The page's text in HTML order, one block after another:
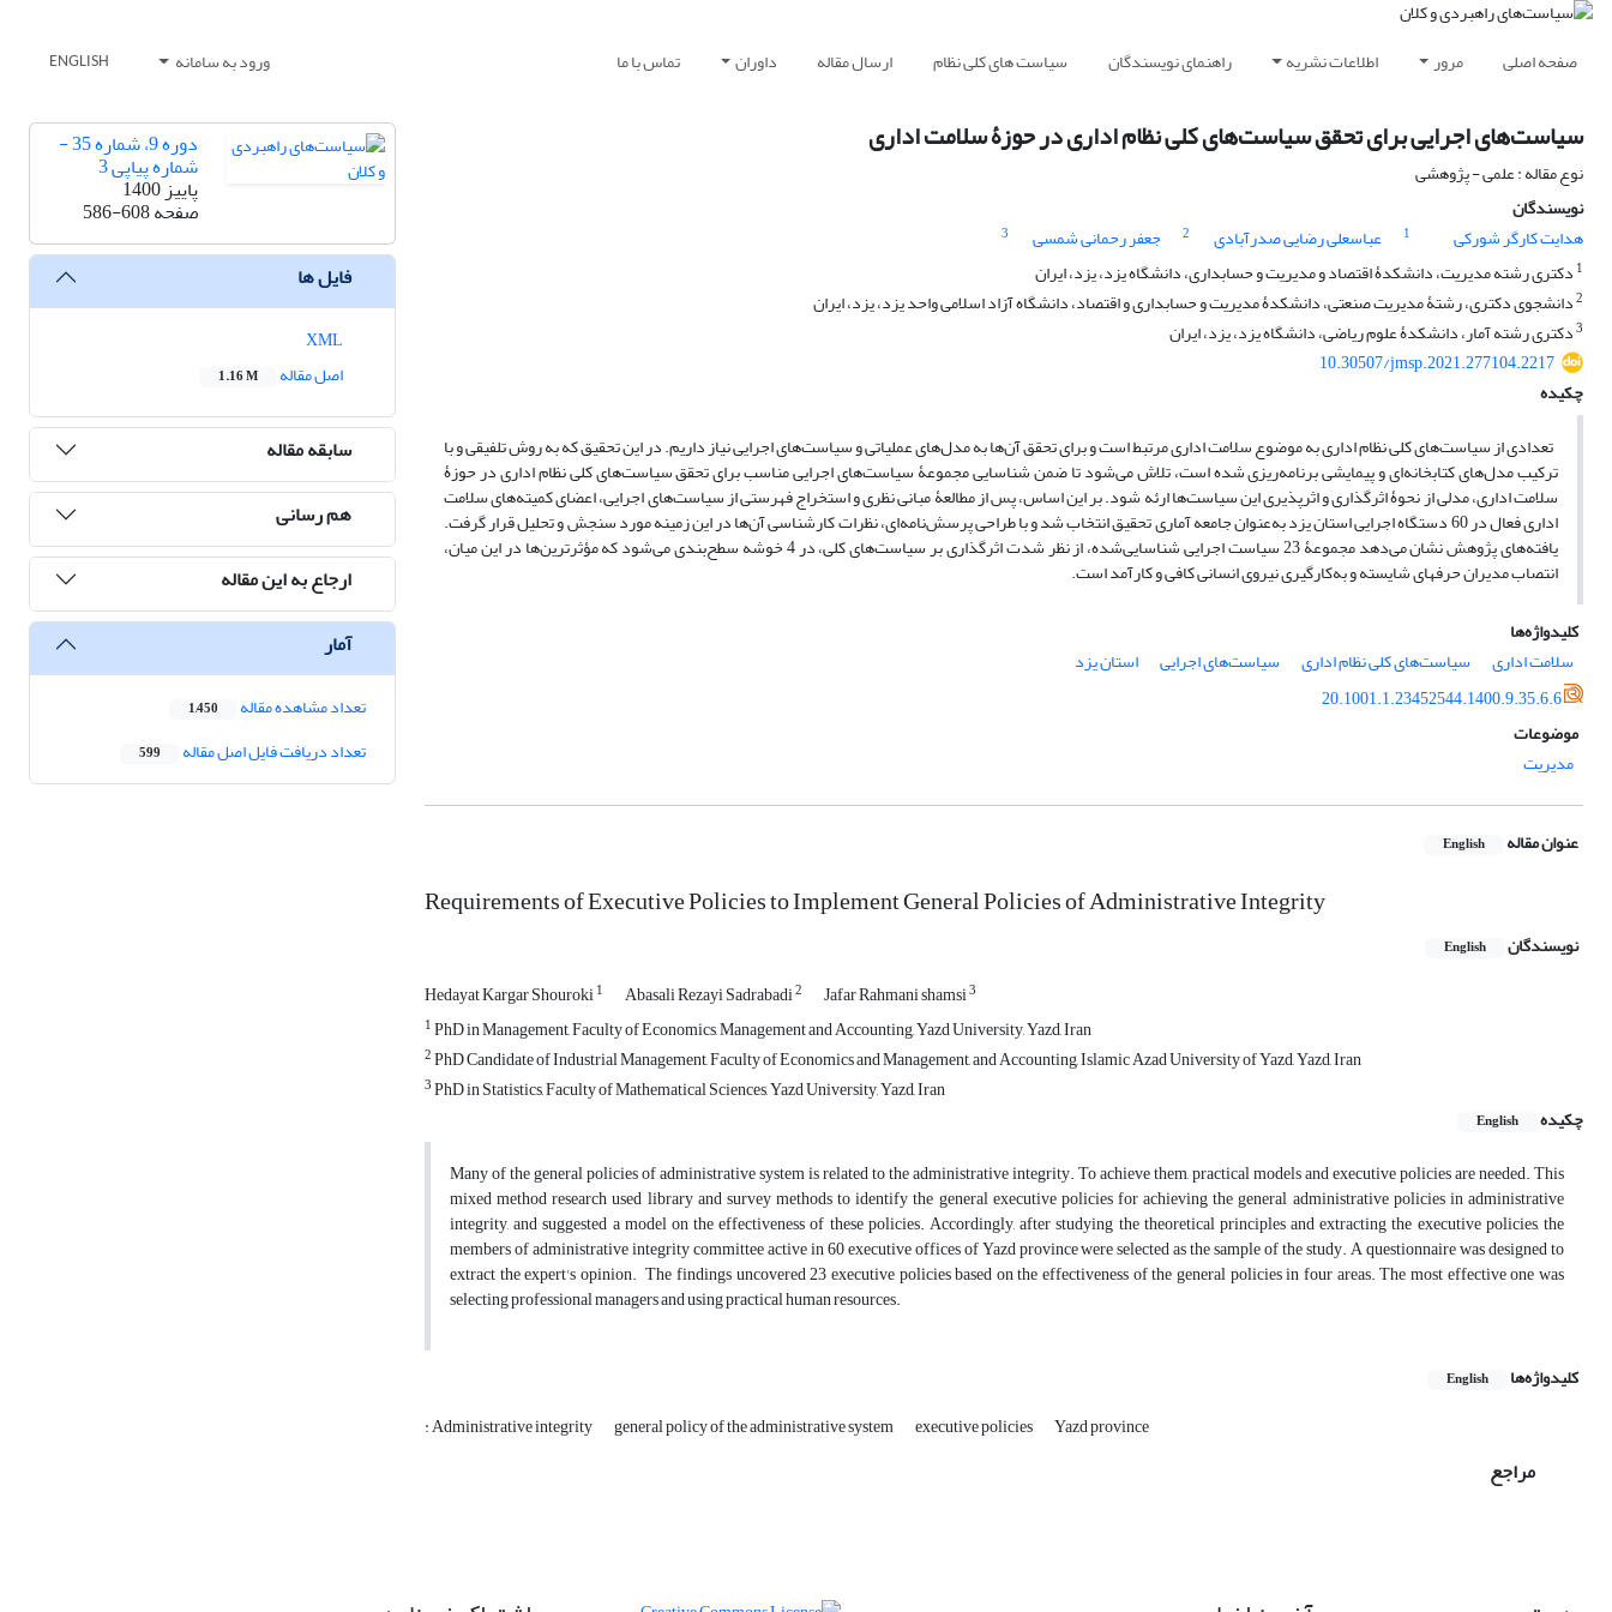
صفحه اصلی مرور اطلاعات نشریه راهنمای نویسندگان سیاست های کلی نظام ارسال مقاله داوران تماس با ما ورود به سامانه ENGLISH
سیاست‌های اجرایی برای تحقق سیاست‌های کلی نظام اداری در حوزۀ سلامت اداری
نوع مقاله : علمی - پژوهشی
نویسندگان
هدایت کارگر شورکی
1 عباسعلی رضایی صدرآبادی 2 جعفر رحمانی شمسی
3
1 دکتری رشته مدیریت، دانشکدۀ اقتصاد و مدیریت و حسابداری، دانشگاه یزد، یزد، ایران
2دانشجوی دکتری، رشتۀ مدیریت صنعتی، دانشکدۀ مدیریت و حسابداری و اقتصاد، دانشگاه آزاد اسلامی واحد یزد، یزد، ایران
3دکتری رشته آمار، دانشکدۀ علوم ریاضی، دانشگاه یزد، یزد، ایران
10.30507/jmsp.2021.277104.2217
چکیده
تعدادی از سیاست‌های کلی نظام اداری به موضوع سلامت اداری مرتبط است و برای تحقق آن‌ها به مدل‌های عملیاتی و سیاست‌های اجرایی نیاز داریم. در این تحقیق که به روش تلفیقی و با
ترکیب مدل‌های کتابخانه‌ای و پیمایشی برنامه‌ریزی شده است، تلاش می‌شود تا ضمن شناسایی مجموعۀ سیاست‌های اجرایی مناسب برای تحقق سیاست‌های کلی نظام اداری در حوزۀ
سلامت اداری، مدلی از نحوۀ اثرگذاری و اثرپذیری این سیاست‌ها ارئه شود. بر این اساس، پس از مطالعۀ مبانی نظری و استخراج فهرستی از سیاست‌های اجرایی، اعضای کمیته‌های سلامت
اداری فعال در 60 دستگاه اجرایی استان یزد به‌عنوان جامعه آماری تحقیق انتخاب شد و با طراحی پرسش‌نامه‌ای، نظرات کارشناسی آن‌ها در این زمینه مورد سنجش و تحلیل قرار گرفت.
یافته‌های پژوهش نشان می‌دهد مجموعۀ 23 سیاست اجرایی شناسایی‌شده، از نظر شدت اثرگذاری بر سیاست‌های کلی، در 4 خوشه سطح‌بندی می‌شود که مؤثرترین‌ها در این میان،
انتصاب مدیران حرفه­ای شایسته و به‌کارگیری نیروی انسانی کافی و کارآمد است.
کلیدواژه‌ها
سلامت اداری
سیاست‌های کلی نظام اداری سیاست‌های اجرایی
استان یزد
20.1001.1.23452544.1400.9.35.6.6
موضوعات
مدیریت
عنوان مقاله English
Requirements of Executive Policies to Implement General Policies of Administrative Integrity
نویسندگان English
Hedayat Kargar Shouroki1 Abasali Rezayi Sadrabadi2 Jafar Rahmani shamsi3
1PhD in Management, Faculty of Economics, Management and Accounting, Yazd University, Yazd, Iran
2PhD Candidate of Industrial Management, Faculty of Economics and Management, and Accounting, Islamic Azad University of Yazd, Yazd, Iran
3PhD in Statistics, Faculty of Mathematical Sciences, Yazd University, Yazd, Iran
چکیده
English
Many of the general policies of administrative system is related to the administrative integrity. To achieve them, practical models and executive policies are needed. This
mixed method research used library and survey methods to identify the general executive policies for achieving the general administrative policies in administrative
integrity, and suggested a model on the effectiveness of these policies. Accordingly, after studying the theoretical principles and extracting the executive policies, the
members of administrative integrity committee active in 60 executive offices of Yazd province were selected as the sample of the study. A questionnaire was designed to
extract the expert's opinion. The findings uncovered 23 executive policies based on the effectiveness of the general policies in four areas. The most effective one was
selecting professional managers and using practical human resources.
کلیدواژه‌ها English
: Administrative integrity general policy of the administrative system executive policies Yazd province
مراجع
دوره 9، شماره 35 -
شماره پیاپی 3
پاییز 1400
صفحه586-608
فایل ها
اصل مقاله
1.16 M
سابقه مقاله
هم رسانی
ارجاع به این مقاله
آمار
تعداد مشاهده مقاله 1,450
تعداد دریافت فایل اصل مقاله 599